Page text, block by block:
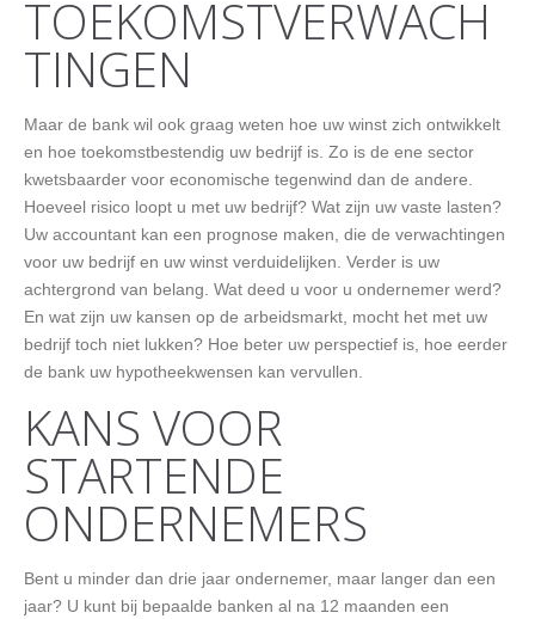
TOEKOMSTVERWACH
TINGEN
Maar de bank wil ook graag weten hoe uw winst zich ontwikkelt
en hoe toekomstbestendig uw bedrijf is. Zo is de ene sector
kwetsbaarder voor economische tegenwind dan de andere.
Hoeveel risico loopt u met uw bedrijf? Wat zijn uw vaste lasten?
Uw accountant kan een prognose maken, die de verwachtingen
voor uw bedrijf en uw winst verduidelijken. Verder is uw
achtergrond van belang. Wat deed u voor u ondernemer werd?
En wat zijn uw kansen op de arbeidsmarkt, mocht het met uw
bedrijf toch niet lukken? Hoe beter uw perspectief is, hoe eerder
de bank uw hypotheekwensen kan vervullen.
KANS VOOR
STARTENDE
ONDERNEMERS
Bent u minder dan drie jaar ondernemer, maar langer dan een
jaar? U kunt bij bepaalde banken al na 12 maanden een